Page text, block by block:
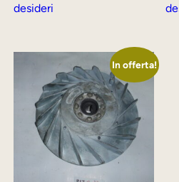
desideri
In offerta!